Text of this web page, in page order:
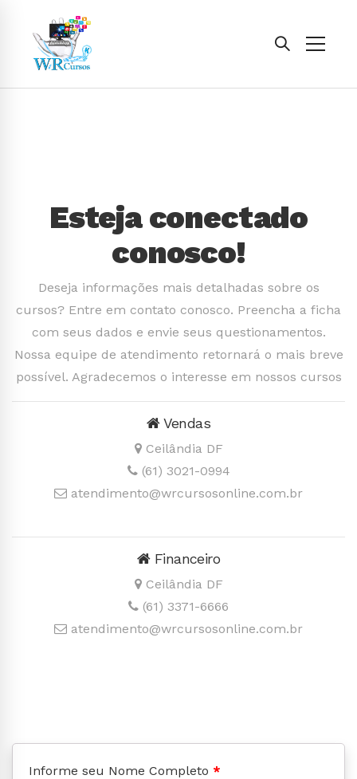
Esteja conectado
conosco!
Deseja informações mais detalhadas sobre os
cursos? Entre em contato conosco. Preencha a ficha
com seus dados e envie seus questionamentos.
Nossa equipe de atendimento retornará o mais breve
possível. Agradecemos o interesse em nossos cursos
Vendas
Ceilândia DF
(61) 3021-0994
atendimento@wrcursosonline.com.br
Financeiro
Ceilândia DF
(61) 3371-6666
atendimento@wrcursosonline.com.br
Informe seu Nome Completo *